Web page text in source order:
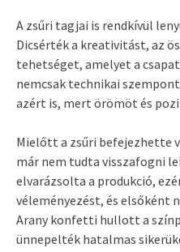
A zsűri tagjai is rendkívül
Dicsérték a kreativitást, az
tehetséget, amelyet a
nemcsak technikai
azért is, mert örömöt és
Mielőtt a zsűri befejezhette
már nem tudta visszafogni
elvarázsolta a produkció,
véleményezést, és elsőként
Arany konfetti hullott a
ünnepelték hatalmas